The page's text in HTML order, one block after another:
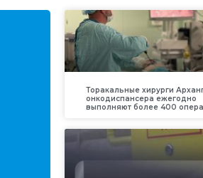
Торакальные хирурги
онкодиспансера ежегодно
выполняют более 400